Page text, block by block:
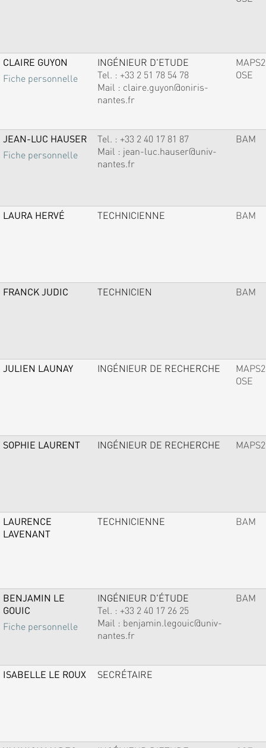
CLAIRE GUYON
Fiche personnelle
INGÉNIEUR D'ETUDE
Tel. : +33 2 51 78 54 78
Mail : claire.guyon@oniris-
nantes.fr
MAPS2
OSE
JEAN-LUC HAUSER
Fiche personnelle
Tel. : +33 2 40 17 81 87
Mail : jean-luc.hauser@univ-
nantes.fr
BAM
LAURA HERVÉ TECHNICIENNE BAM
FRANCK JUDIC TECHNICIEN BAM
JULIEN LAUNAY INGÉNIEUR DE RECHERCHE
MAPS2
OSE
SOPHIE LAURENT INGÉNIEUR DE RECHERCHE MAPS2
LAURENCE
LAVENANT
TECHNICIENNE BAM
BENJAMIN LE
GOUIC
Fiche personnelle
INGÉNIEUR D'ÉTUDE
Tel. : +33 2 40 17 26 25
Mail : benjamin.legouic@univ-
nantes.fr
BAM
ISABELLE LE ROUX SECRÉTAIRE